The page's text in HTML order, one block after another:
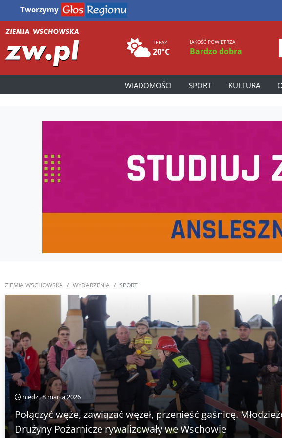
Tworzymy
TERAZ
20°C
JAKOŚĆ POWIETRZA
Bardzo dobra
WIADOMOŚCI SPORT KULTURA
ZIEMIA WSCHOWSKA WYDARZENIA SPORT
niedz., 8 marca 2026
Połączyć węże, zawiązać węzeł, przenieść gaśnicę.
Drużyny Pożarnicze rywalizowały we Wschowie